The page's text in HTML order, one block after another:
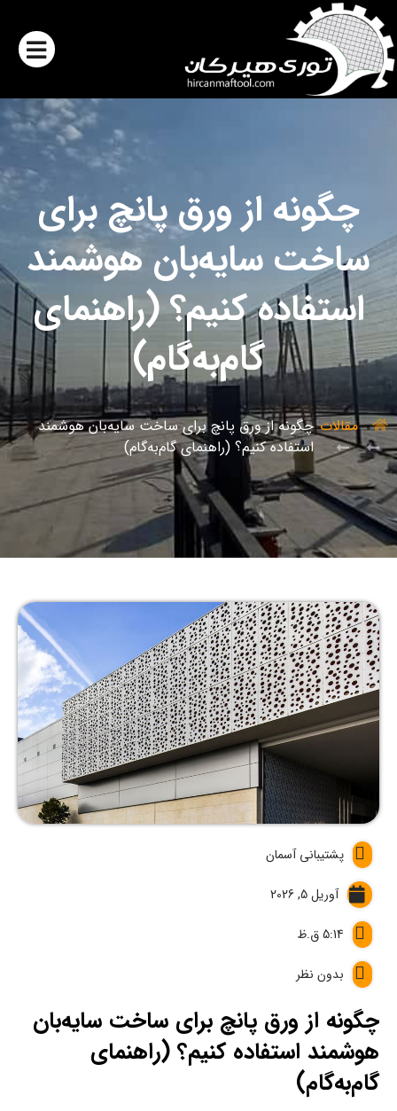
چگونه از ورق پانچ برای
ساخت سایه‌بان هوشمند
استفاده کنیم؟ (راهنمای
گام‌به‌گام)
مقالات چگونه از ورق پانچ برای ساخت سایه‌بان هوشمند
استفاده کنیم؟ (راهنمای گام‌به‌گام)
پشتیبانی آسمان
آوریل 5, 2026
5:14 ق.ظ
بدون نظر
چگونه از ورق پانچ برای ساخت سایه‌بان
هوشمند استفاده کنیم؟ (راهنمای
گام‌به‌گام)